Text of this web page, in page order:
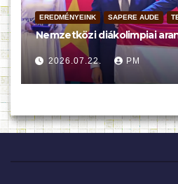
EREDMÉNYEINK SAPERE AUDE
Nemzetközi diákolimpiai
2026.07.22. PM